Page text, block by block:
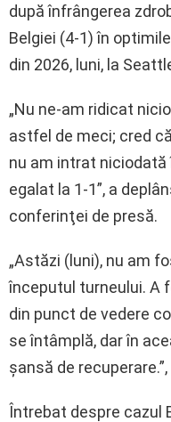
după înfrângerea
Belgiei (4-1) în
din 2026, luni, la
„Nu ne-am ridicat
astfel de meci; cred
nu am intrat
egalat la 1-1”, a
conferinţei de presă.
„Astăzi (luni), nu am
începutul turneului. A
din punct de vedere
se întâmplă, dar în
şansă de
Întrebat despre cazul